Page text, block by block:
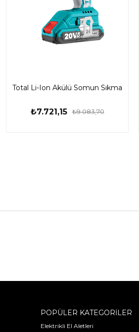
Total Li-Ion Akülü Somun Sıkma
₺7.721,15 ₺9.083,70
POPÜLER KATEGORİLER
Elektrikli El Aletleri